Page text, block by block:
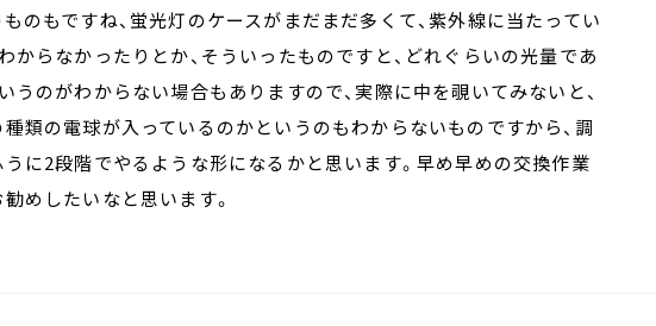
のもですね、蛍光灯のケースがまだまだ多くて、紫外線に当たってい
からなかったりとか、そういったものですと、どれぐらいの光量であ
うのがわからない場合もありますので、実際に中を覗いてみないと、
類の電球が入っているのかというのもわからないものですから、調
に2段階でやるような形になるかと思います。早め早めの交換作業
めしたいなと思います。